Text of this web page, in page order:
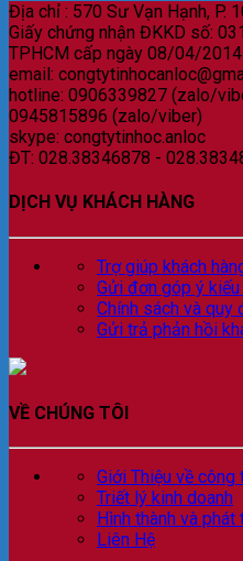
Địa chỉ : 570 Sư Vạn Hạnh, P.
Giấy chứng nhận ĐKKD số:
TPHCM cấp ngày 08/04/2014
email:
hotline: 0906339827 (zalo/
0945815896 (zalo/viber)
skype: congtytinhoc.anloc
ĐT: 028.38346878 -
DỊCH VỤ KHÁCH HÀNG
Trợ giúp khách
Gửi đơn góp ý
Chính sách và quy
Gửi trả phản hồi
VỀ CHÚNG TÔI
Giới Thiệu về công
Triết lý kinh doanh
Hình thành và phát
Liên Hệ